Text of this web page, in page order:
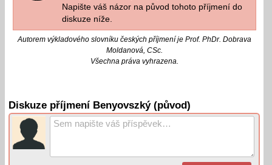
Napište váš názor na původ tohoto příjmení do
diskuze níže.
Autorem výkladového slovníku českých příjmení je Prof. PhDr. Dobrava
Moldanová, CSc.
Všechna práva vyhrazena.
Diskuze příjmení Benyovszký (původ)